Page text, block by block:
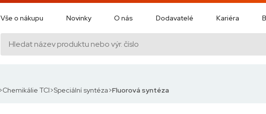
Vše o nákupu Novinky O nás Dodavatelé Kariéra
Chemikálie TCI Speciální syntéza Fluorová syntéza